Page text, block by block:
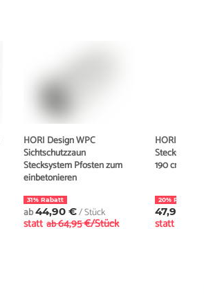
HORI Design WPC
Sichtschutzzaun
Stecksystem Pfosten zum
einbetonieren
31% Rabatt
ab44,90 €/ Stück
statt ab64,95 €/Stück
HORI WPC
Stecksystem
190 cm
20% Rabatt
47,90 €
statt